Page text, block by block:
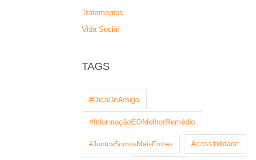
Tratamentos
Vida Social
TAGS
#DicaDeAmigo
#InformaçãoÉOMelhorRemédio
#JuntosSomosMaisFortes Acessibilidade